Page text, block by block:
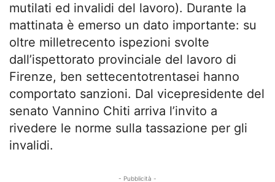
mutilati ed invalidi del lavoro). Durante la
mattinata è emerso un dato importante: su
oltre milletrecento ispezioni svolte
dall’ispettorato provinciale del lavoro di
Firenze, ben settecentotrentasei hanno
comportato sanzioni. Dal vicepresidente del
senato Vannino Chiti arriva l’invito a
rivedere le norme sulla tassazione per gli
invalidi.
- Pubblicità -